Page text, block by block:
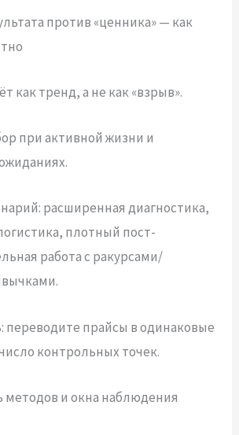
против «ценника» — как
как тренд, а не как «взрыв».
при активной жизни и
расширенная диагностика,
плотный пост-
работа с ракурсами/
переводите прайсы в одинаковые
контрольных точек.
методов и окна наблюдения